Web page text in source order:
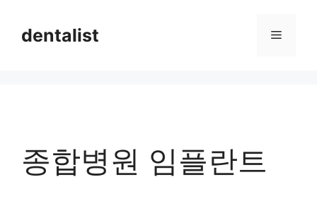
dentalist 메
종합병원 임플란트